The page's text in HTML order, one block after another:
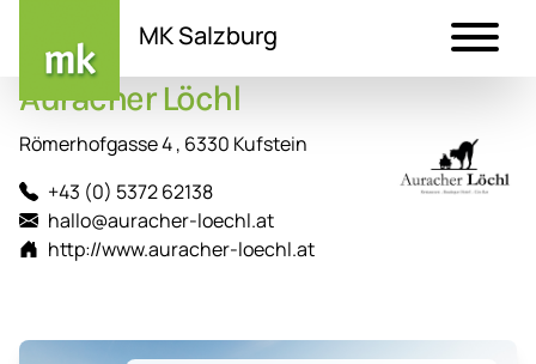
Inhalt
MK Salzburg
Auracher Löchl
Römerhofgasse 4 , 6330 Kufstein
+43 (0) 5372 62138
hallo@auracher-loechl.at
http://www.auracher-loechl.at